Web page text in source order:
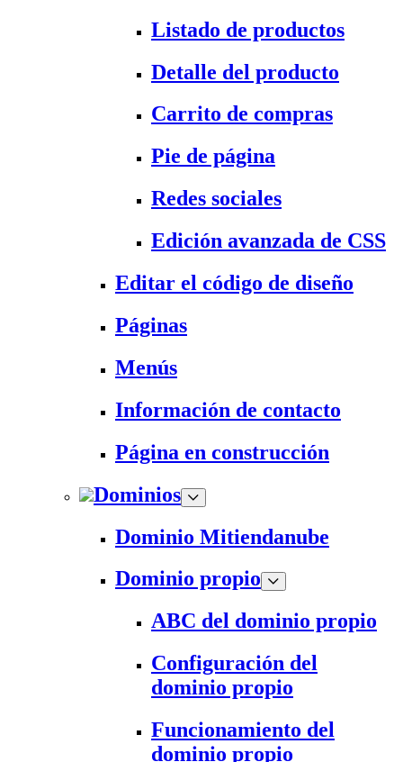
Listado de productos
Detalle del producto
Carrito de compras
Pie de página
Redes sociales
Edición avanzada de CSS
Editar el código de diseño
Páginas
Menús
Información de contacto
Página en construcción
Dominios
Dominio Mitiendanube
Dominio propio
ABC del dominio propio
Configuración del
dominio propio
Funcionamiento del
dominio propio